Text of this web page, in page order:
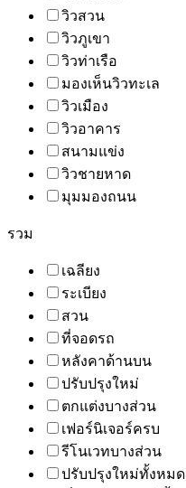
วิวสวน
วิวภูเขา
วิวท่าเรือ
มองเห็นวิวทะเล
วิวเมือง
วิวอาคาร
สนามแข่ง
วิวชายหาด
มุมมองถนน
รวม
เฉลียง
ระเบียง
สวน
ที่จอดรถ
หลังคาด้านบน
ปรับปรุงใหม่
ตกแต่งบางส่วน
เฟอร์นิเจอร์ครบ
รีโนเวทบางส่วน
ปรับปรุงใหม่ทั้งหมด